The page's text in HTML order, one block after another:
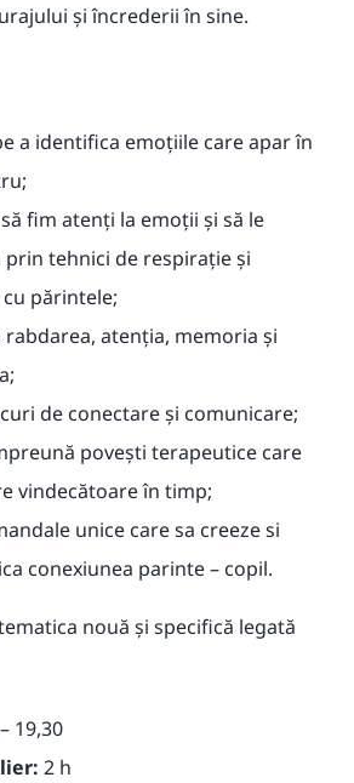
și încrederii în sine.
a identifica emoțiile care apar în
fim atenți la emoții și să le
tehnici de respirație și
părintele;
rabdarea, atenția, memoria și
de conectare și comunicare;
povești terapeutice care
vindecătoare în timp;
unice care sa creeze si
conexiunea parinte – copil.
nouă și specifică legată
19,30
2 h